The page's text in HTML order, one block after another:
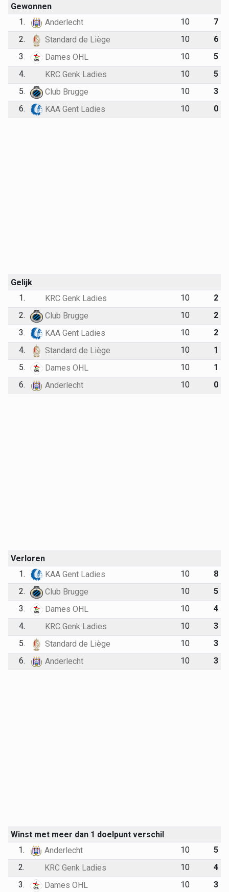
Gewonnen
1.
Anderlecht 10
7
2.
Standard de Liège 10
6
3.
Dames OHL 10
5
4.
KRC Genk Ladies 10
5
5.
Club Brugge 10
3
6.
KAA Gent Ladies 10 0
Gelijk
1.
KRC Genk Ladies 10
2
2.
Club Brugge 10
2
3.
KAA Gent Ladies 10
2
4.
Standard de Liège 10
1
5.
Dames OHL 10
1
6.
Anderlecht 10 0
Verloren
1.
KAA Gent Ladies 10
8
2.
Club Brugge 10
5
3.
Dames OHL 10
4
4.
KRC Genk Ladies 10
3
5.
Standard de Liège 10
3
6.
Anderlecht 10 3
Winst met meer dan 1 doelpunt verschil
1.
Anderlecht 10
5
2.
KRC Genk Ladies 10
4
3.
Dames OHL 10 3